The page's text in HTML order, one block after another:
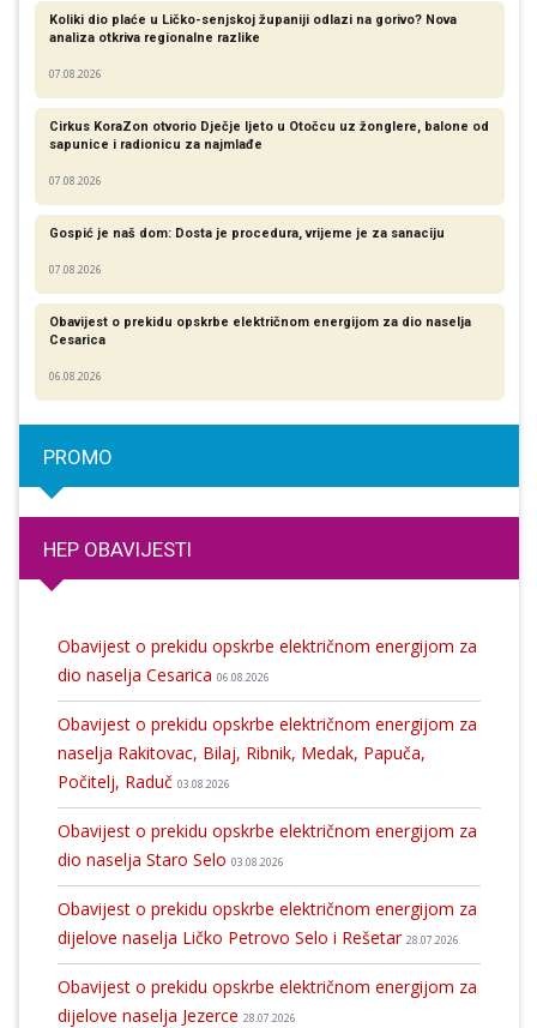
Koliki dio plaće u Ličko-senjskoj županiji odlazi na gorivo? Nova
analiza otkriva regionalne razlike​
07.08.2026
Cirkus KoraZon otvorio Dječje ljeto u Otočcu uz žonglere, balone od
sapunice i radionicu za najmlađe
07.08.2026
Gospić je naš dom: Dosta je procedura, vrijeme je za sanaciju
07.08.2026
Obavijest o prekidu opskrbe električnom energijom za dio naselja
Cesarica
06.08.2026
PROMO
HEP OBAVIJESTI
Obavijest o prekidu opskrbe električnom energijom za
dio naselja Cesarica 06.08.2026
Obavijest o prekidu opskrbe električnom energijom za
naselja Rakitovac, Bilaj, Ribnik, Medak, Papuča,
Počitelj, Raduč 03.08.2026
Obavijest o prekidu opskrbe električnom energijom za
dio naselja Staro Selo 03.08.2026
Obavijest o prekidu opskrbe električnom energijom za
dijelove naselja Ličko Petrovo Selo i Rešetar 28.07.2026
Obavijest o prekidu opskrbe električnom energijom za
dijelove naselja Jezerce 28.07.2026